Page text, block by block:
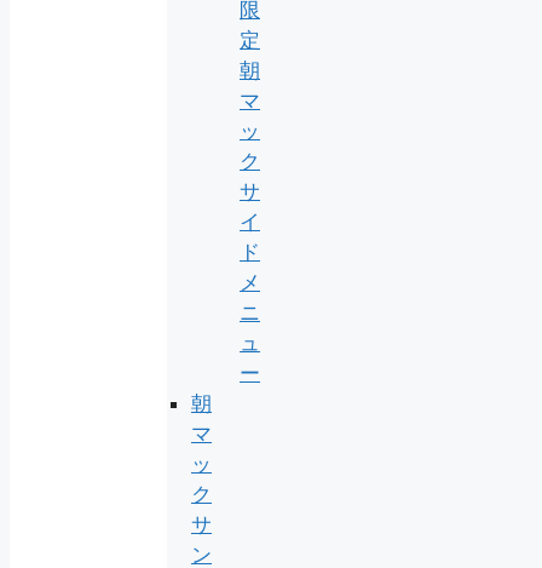
限
定
朝
マ
ッ
ク
サ
イ
ド
メ
ニ
ュ
ー
朝
マ
ッ
ク
サ
ン